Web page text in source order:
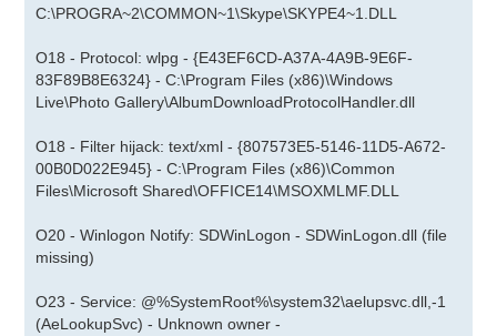
C:\PROGRA~2\COMMON~1\Skype\SKYPE4~1.DLL
O18 - Protocol: wlpg - {E43EF6CD-A37A-4A9B-9E6F-
83F89B8E6324} - C:\Program Files (x86)\Windows
Live\Photo Gallery\AlbumDownloadProtocolHandler.dll
O18 - Filter hijack: text/xml - {807573E5-5146-11D5-A672-
00B0D022E945} - C:\Program Files (x86)\Common
Files\Microsoft Shared\OFFICE14\MSOXMLMF.DLL
O20 - Winlogon Notify: SDWinLogon - SDWinLogon.dll (file
missing)
O23 - Service: @%SystemRoot%\system32\aelupsvc.dll,-1
(AeLookupSvc) - Unknown owner -